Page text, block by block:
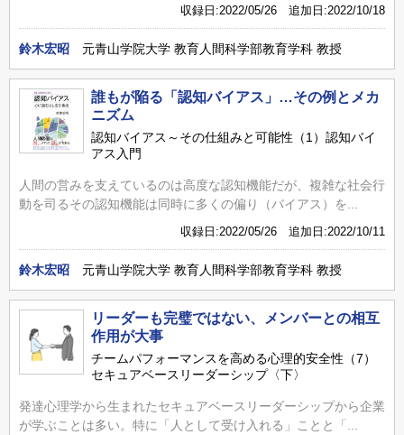
収録日:2022/05/26 追加日:2022/10/18
鈴木宏昭 元青山学院大学 教育人間科学部教育学科 教授
誰もが陥る「認知バイアス」…その例とメカ
ニズム
認知バイアス～その仕組みと可能性（1）認知バイ
アス入門
人間の営みを支えているのは高度な認知機能だが、複雑な社会行
動を司るその認知機能は同時に多くの偏り（バイアス）を...
収録日:2022/05/26 追加日:2022/10/11
鈴木宏昭 元青山学院大学 教育人間科学部教育学科 教授
リーダーも完璧ではない、メンバーとの相互
作用が大事
チームパフォーマンスを高める心理的安全性（7）
セキュアベースリーダーシップ〈下〉
発達心理学から生まれたセキュアベースリーダーシップから企業
が学ぶことは多い。特に「人として受け入れる」ことと「...